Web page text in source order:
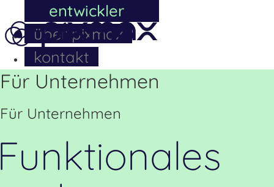
entwickler
über pixmax
kontakt
Für Unternehmen
Für Unternehmen